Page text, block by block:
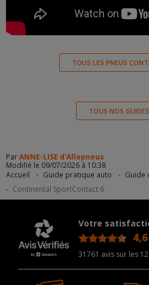
Accueil Guide pratique auto
Guide
Continental SportContact 6
TOUS LES PNEUS
TOUS NOS
ParANNE-LISE d'Allopneus
Modifié le 09/07/2026 à 10:38
Votre
4,6
31761 avis sur les